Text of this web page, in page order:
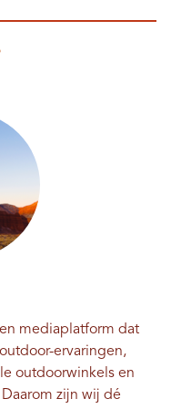
mediaplatform dat
ervaringen,
outdoorwinkels en
zijn wij dé